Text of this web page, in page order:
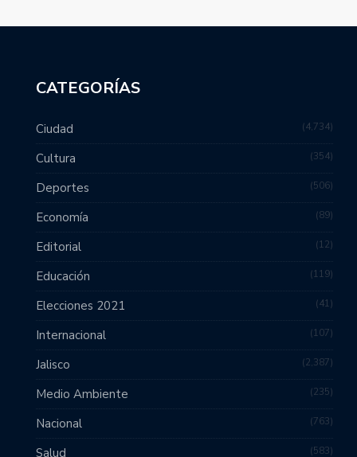
CATEGORÍAS
Ciudad 4,734
Cultura 354
Deportes 506
Economía 89
Editorial 12
Educación 119
Elecciones 2021 41
Internacional 107
Jalisco 2,387
Medio Ambiente 235
Nacional 763
Salud 583